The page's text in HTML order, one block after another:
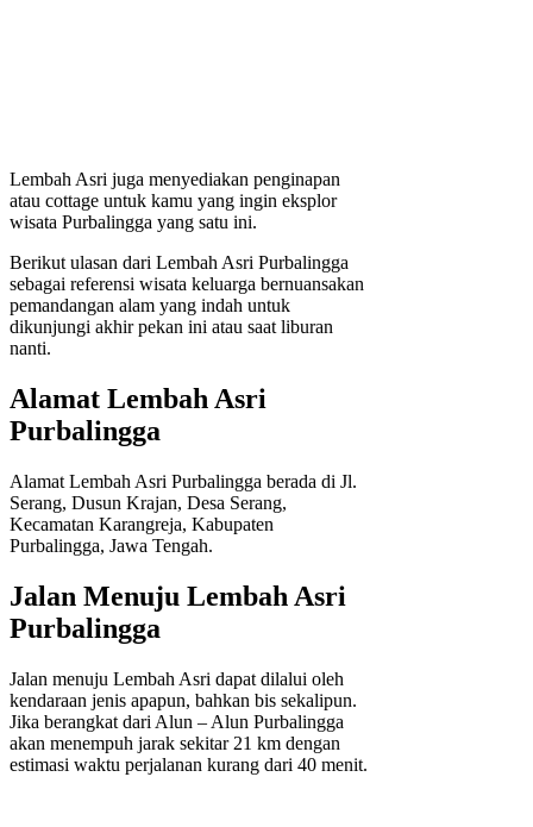
Lembah Asri juga menyediakan penginapan
atau cottage untuk kamu yang ingin eksplor
wisata Purbalingga yang satu ini.
Berikut ulasan dari Lembah Asri Purbalingga
sebagai referensi wisata keluarga bernuansakan
pemandangan alam yang indah untuk
dikunjungi akhir pekan ini atau saat liburan
nanti.
Alamat Lembah Asri
Purbalingga
Alamat Lembah Asri Purbalingga berada di Jl.
Serang, Dusun Krajan, Desa Serang,
Kecamatan Karangreja, Kabupaten
Purbalingga, Jawa Tengah.
Jalan Menuju Lembah Asri
Purbalingga
Jalan menuju Lembah Asri dapat dilalui oleh
kendaraan jenis apapun, bahkan bis sekalipun.
Jika berangkat dari Alun – Alun Purbalingga
akan menempuh jarak sekitar 21 km dengan
estimasi waktu perjalanan kurang dari 40 menit.